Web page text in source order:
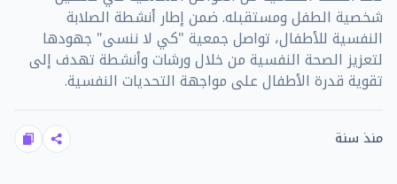
شخصية الطفل ومستقبله. ضمن إطار أنشطة الصلابة
النفسية للأطفال، تواصل جمعية "كي لا ننسى" جهودها
لتعزيز الصحة النفسية من خلال ورشات وأنشطة تهدف إلى
تقوية قدرة الأطفال على مواجهة التحديات النفسية.
منذ سنة